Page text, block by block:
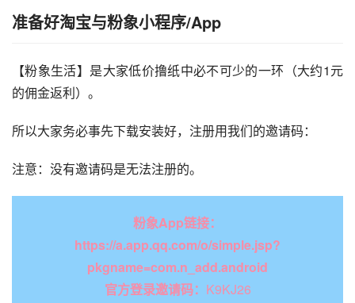
准备好淘宝与粉象小程序/App
【粉象生活】是大家低价撸纸中必不可少的一环（大约1元
的佣金返利）。
所以大家务必事先下载安装好，注册用我们的邀请码：
注意：没有邀请码是无法注册的。
粉象App链接：
https://a.app.qq.com/o/simple.jsp?
pkgname=com.n_add.android
官方登录邀请码： K9KJ26